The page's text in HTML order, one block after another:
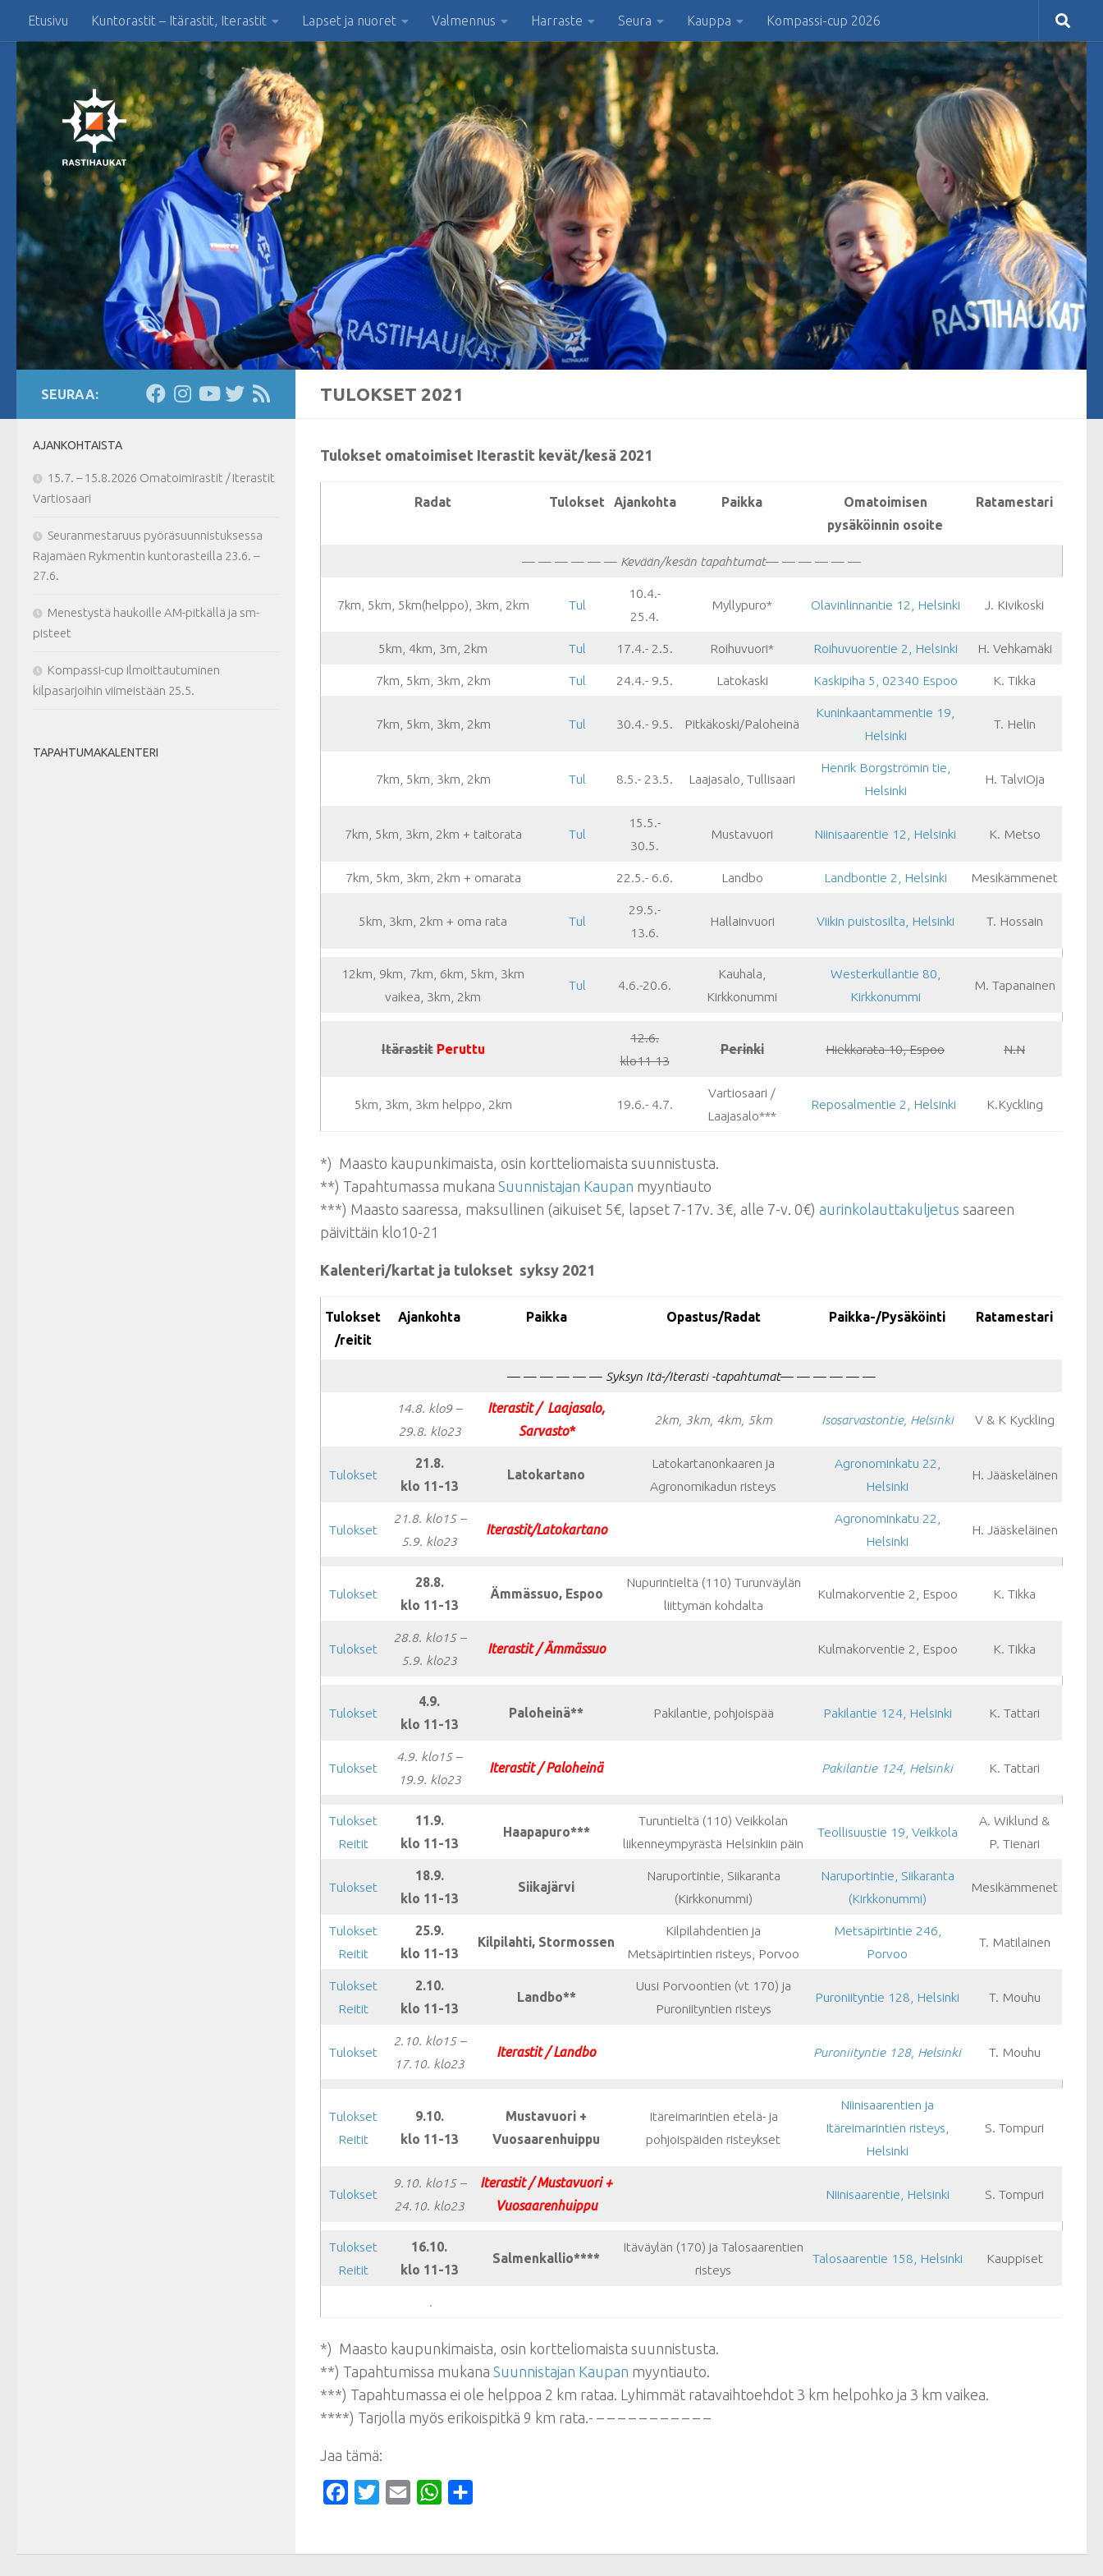
Skip to content
Etusivu Kuntorastit – Itärastit, Iterastit Lapset ja nuoret Valmennus Harraste Seura Kauppa Kompassi-cup 2026
TULOKSET 2021
Tulokset omatoimiset Iterastit kevät/kesä 2021
Radat Tulokset Ajankohta Paikka
Omatoimisen
pysäköinnin osoite
Ratamestari
— — — — — — Kevään/kesän tapahtumat— — — — — —
7km, 5km, 5km(helppo), 3km, 2km Tul
10.4.-
25.4.
Myllypuro* Olavinlinnantie 12, Helsinki J. Kivikoski
5km, 4km, 3m, 2km Tul 17.4.- 2.5. Roihuvuori* Roihuvuorentie 2, Helsinki H. Vehkamäki
7km, 5km, 3km, 2km Tul 24.4.- 9.5. Latokaski Kaskipiha 5, 02340 Espoo K. Tikka
7km, 5km, 3km, 2km Tul 30.4.- 9.5. Pitkäkoski/Paloheinä
Kuninkaantammentie 19,
Helsinki
T. Helin
7km, 5km, 3km, 2km Tul 8.5.- 23.5. Laajasalo, Tullisaari
Henrik Borgströmin tie,
Helsinki
H. TalviOja
7km, 5km, 3km, 2km + taitorata Tul
15.5.-
30.5.
Mustavuori Niinisaarentie 12, Helsinki K. Metso
7km, 5km, 3km, 2km + omarata 22.5.- 6.6. Landbo Landbontie 2, Helsinki Mesikämmenet
5km, 3km, 2km + oma rata Tul
29.5.-
13.6.
Hallainvuori Viikin puistosilta, Helsinki T. Hossain
12km, 9km, 7km, 6km, 5km, 3km
vaikea, 3km, 2km
Tul 4.6.-20.6.
Kauhala,
Kirkkonummi
Westerkullantie 80,
Kirkkonummi
M. Tapanainen
Itärastit Peruttu
12.6.
klo11-13
Perinki Hiekkarata 10, Espoo N.N
5km, 3km, 3km helppo, 2km 19.6.- 4.7.
Vartiosaari /
Laajasalo***
Reposalmentie 2, Helsinki K.Kyckling
*) Maasto kaupunkimaista, osin kortteliomaista suunnistusta.
**) Tapahtumassa mukana Suunnistajan Kaupan myyntiauto
***) Maasto saaressa, maksullinen (aikuiset 5€, lapset 7-17v. 3€, alle 7-v. 0€) aurinkolauttakuljetus saareen
päivittäin klo10-21
Kalenteri/kartat ja tulokset syksy 2021
Tulokset
/reitit
Ajankohta Paikka Opastus/Radat Paikka-/Pysäköinti Ratamestari
— — — — — — Syksyn Itä-/Iterasti -tapahtumat— — — — — —
14.8. klo9 –
29.8. klo23
Iterastit / Laajasalo,
Sarvasto*
2km, 3km, 4km, 5km Isosarvastontie, Helsinki V & K Kyckling
Tulokset
21.8.
klo 11-13
Latokartano
Latokartanonkaaren ja
Agronomikadun risteys
Agronominkatu 22,
Helsinki
H. Jääskeläinen
Tulokset
21.8. klo15 –
5.9. klo23
Iterastit/Latokartano
Agronominkatu 22,
Helsinki
H. Jääskeläinen
Tulokset
28.8.
klo 11-13
Ämmässuo, Espoo
Nupurintieltä (110) Turunväylän
liittymän kohdalta
Kulmakorventie 2, Espoo K. Tikka
Tulokset
28.8. klo15 –
5.9. klo23
Iterastit / Ämmässuo Kulmakorventie 2, Espoo K. Tikka
Tulokset
4.9.
klo 11-13
Paloheinä** Pakilantie, pohjoispää Pakilantie 124, Helsinki K. Tattari
Tulokset
4.9. klo15 –
19.9. klo23
Iterastit / Paloheinä Pakilantie 124, Helsinki K. Tattari
Tulokset
Reitit
11.9.
klo 11-13
Haapapuro***
Turuntieltä (110) Veikkolan
liikenneympyrästä Helsinkiin päin
Teollisuustie 19, Veikkola
A. Wiklund &
P. Tienari
Tulokset
18.9.
klo 11-13
Siikajärvi
Naruportintie, Siikaranta
(Kirkkonummi)
Naruportintie, Siikaranta
(Kirkkonummi)
Mesikämmenet
Tulokset
Reitit
25.9.
klo 11-13
Kilpilahti, Stormossen
Kilpilahdentien ja
Metsäpirtintien risteys, Porvoo
Metsäpirtintie 246,
Porvoo
T. Matilainen
Tulokset
Reitit
2.10.
klo 11-13
Landbo**
Uusi Porvoontien (vt 170) ja
Puroniityntien risteys
Puroniityntie 128, Helsinki T. Mouhu
Tulokset
2.10. klo15 –
17.10. klo23
Iterastit / Landbo Puroniityntie 128, Helsinki T. Mouhu
Tulokset
Reitit
9.10.
klo 11-13
Mustavuori +
Vuosaarenhuippu
Itäreimarintien etelä- ja
pohjoispäiden risteykset
Niinisaarentien ja
Itäreimarintien risteys,
Helsinki
S. Tompuri
Tulokset
9.10. klo15 –
24.10. klo23
Iterastit / Mustavuori +
Vuosaarenhuippu
Niinisaarentie, Helsinki S. Tompuri
Tulokset
Reitit
16.10.
klo 11-13
Salmenkallio****
Itäväylän (170) ja Talosaarentien
risteys
Talosaarentie 158, Helsinki Kauppiset
.
*) Maasto kaupunkimaista, osin kortteliomaista suunnistusta.
**) Tapahtumissa mukana Suunnistajan Kaupan myyntiauto.
***) Tapahtumassa ei ole helppoa 2 km rataa. Lyhimmät ratavaihtoehdot 3 km helpohko ja 3 km vaikea.
****) Tarjolla myös erikoispitkä 9 km rata.- – – – – – – – – – – –
Jaa tämä:
FacebookTwitterEmail WhatsApp
SEURAA:
AJANKOHTAISTA
15.7. – 15.8.2026 Omatoimirastit / Iterastit
Vartiosaari
Seuranmestaruus pyöräsuunnistuksessa
Rajamäen Rykmentin kuntorasteilla 23.6. –
27.6.
Menestystä haukoille AM-pitkällä ja sm-
pisteet
Kompassi-cup ilmoittautuminen
kilpasarjoihin viimeistään 25.5.
TAPAHTUMAKALENTERI